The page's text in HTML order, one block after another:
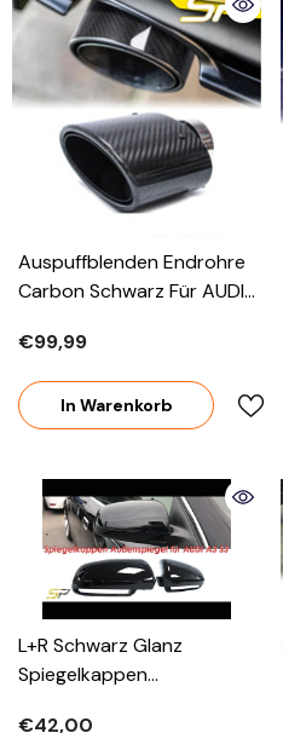
Auspuffblenden Endrohre
Carbon Schwarz Für AUDI
Seat Leon Universal 63-
66mm
€99,99
In Warenkorb
L+R Schwarz Glanz
Spiegelkappen
€42,00